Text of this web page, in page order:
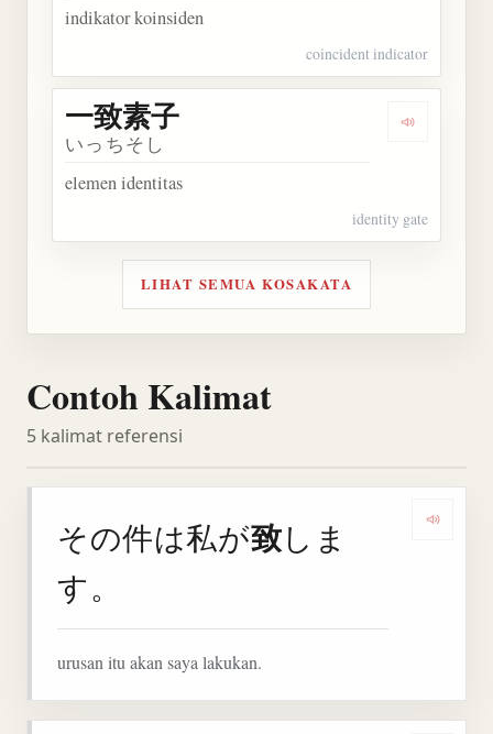
indikator koinsiden
coincident indicator
Dengarkan
一致素子
いっちそし
elemen identitas
identity gate
LIHAT SEMUA KOSAKATA
Contoh Kalimat
5 kalimat referensi
その件は私が致しま
す。
urusan itu akan saya lakukan.